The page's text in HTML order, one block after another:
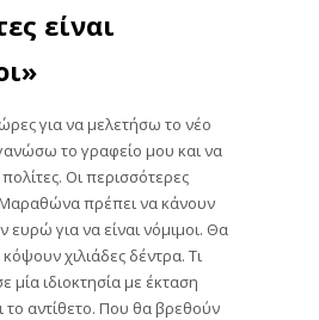
είναι
για να μελετήσω το νέο
το γραφείο μου και να
Οι περισσότερες
Μαραθώνα πρέπει να κάνουν
ευρώ για να είναι νόμιμοι. Θα
χιλιάδες δέντρα. Τι
μία ιδιοκτησία με έκταση
το αντίθετο. Που θα βρεθούν